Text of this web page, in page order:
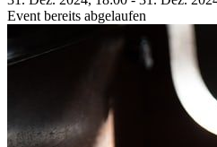
Event bereits abgelaufen